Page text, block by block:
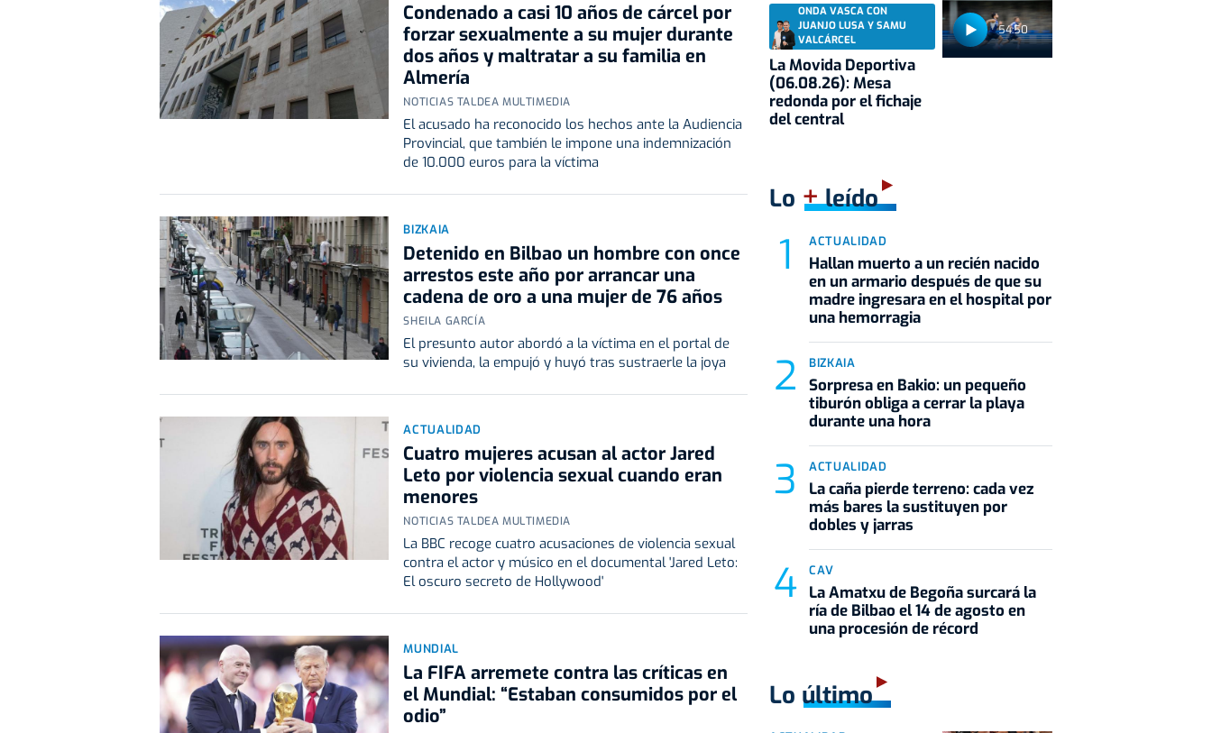
Condenado a casi 10 años de cárcel por
forzar sexualmente a su mujer durante
dos años y maltratar a su familia en
Almería
NOTICIAS TALDEA MULTIMEDIA
El acusado ha reconocido los hechos ante la Audiencia
Provincial, que también le impone una indemnización
de 10.000 euros para la víctima
BIZKAIA
Detenido en Bilbao un hombre con once
arrestos este año por arrancar una
cadena de oro a una mujer de 76 años
SHEILA GARCÍA
El presunto autor abordó a la víctima en el portal de
su vivienda, la empujó y huyó tras sustraerle la joya
ACTUALIDAD
Cuatro mujeres acusan al actor Jared
Leto por violencia sexual cuando eran
menores
NOTICIAS TALDEA MULTIMEDIA
La BBC recoge cuatro acusaciones de violencia sexual
contra el actor y músico en el documental 'Jared Leto:
El oscuro secreto de Hollywood'
MUNDIAL
La FIFA arremete contra las críticas en
el Mundial: “Estaban consumidos por el
odio”
54:50
ONDA VASCA CON
JUANJO LUSA Y SAMU
VALCÁRCEL
La Movida Deportiva
(06.08.26): Mesa
redonda por el fichaje
del central
Lo +leído
ACTUALIDAD
Hallan muerto a un recién nacido
en un armario después de que su
madre ingresara en el hospital por
una hemorragia
BIZKAIA
Sorpresa en Bakio: un pequeño
tiburón obliga a cerrar la playa
durante una hora
ACTUALIDAD
La caña pierde terreno: cada vez
más bares la sustituyen por
dobles y jarras
CAV
La Amatxu de Begoña surcará la
ría de Bilbao el 14 de agosto en
una procesión de récord
Lo último